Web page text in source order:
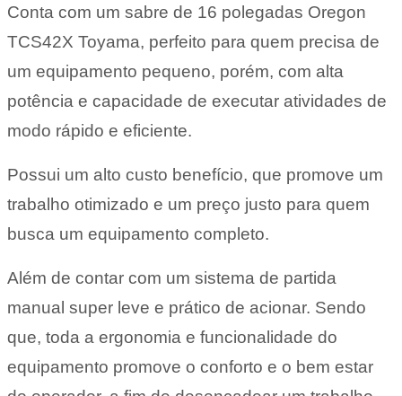
Conta com um sabre de 16 polegadas Oregon
TCS42X Toyama, perfeito para quem precisa de
um equipamento pequeno, porém, com alta
potência e capacidade de executar atividades de
modo rápido e eficiente.
Possui um alto custo benefício, que promove um
trabalho otimizado e um preço justo para quem
busca um equipamento completo.
Além de contar com um sistema de partida
manual super leve e prático de acionar. Sendo
que, toda a ergonomia e funcionalidade do
equipamento promove o conforto e o bem estar